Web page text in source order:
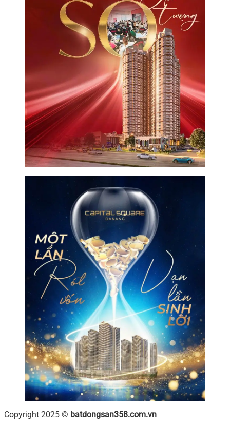
Copyright 2025 © batdongsan358.com.vn